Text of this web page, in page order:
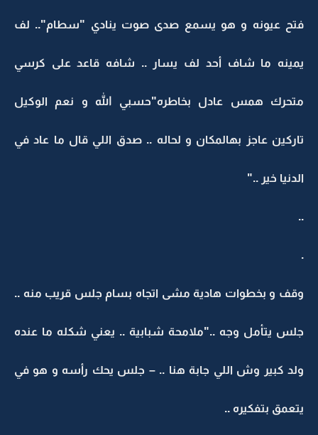
فتح عيونه و هو يسمع صدى صوت ينادي "سطام".. لف
يمينه ما شاف أحد لف يسار .. شافه قاعد على كرسي
متحرك همس عادل بخاطره"حسبي الله و نعم الوكيل
تاركين عاجز بهالمكان و لحاله .. صدق اللي قال ما عاد في
الدنيا خير .."
..
.
وقف و بخطوات هادية مشى اتجاه بسام جلس قريب منه ..
جلس يتأمل وجه .."ملامحة شبابية .. يعني شكله ما عنده
ولد كبير وش اللي جابة هنا .. – جلس يحك رأسه و هو في
يتعمق بتفكيره ..